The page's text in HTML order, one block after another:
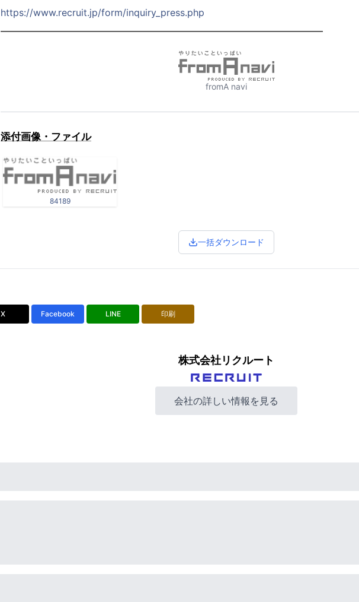
https://www.recruit.jp/form/inquiry_press.php
━━━━━━━━━━━━━━━━━━━━━━━━━━━━━━━━━━
fromA navi
添付画像・ファイル
84189
一括ダウンロード
X Facebook LINE 印刷
株式会社リクルート
会社の詳しい情報を見る